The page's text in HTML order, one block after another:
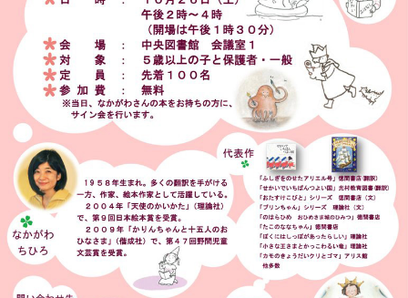
このページの先頭へ
江戸川区時間 墨田区時間 葛飾区時間
表示：PC|モバイル
2013 art blue Inc.